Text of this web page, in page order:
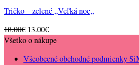
Tričko – zelené ,,Veľká noc,,
18.00€ Original
price
18.00€.
13.00€Current
price
13.00€.
Všetko o nákupe
Všeobecné obchodné podmienky